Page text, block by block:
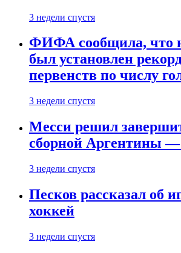
3 недели спустя
ФИФА сообщила, что
был установлен
первенств по числу
3 недели спустя
Месси решил
сборной Аргентины —
3 недели спустя
Песков рассказал об
хоккей
3 недели спустя